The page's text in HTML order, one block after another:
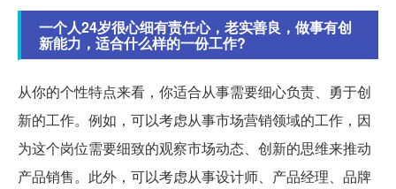
一个人24岁很心细有责任心，老实善良，做事有创
新能力，适合什么样的一份工作?
从你的个性特点来看，你适合从事需要细心负责、勇于创
新的工作。例如，可以考虑从事市场营销领域的工作，因
为这个岗位需要细致的观察市场动态、创新的思维来推动
产品销售。此外，可以考虑从事设计师、产品经理、品牌